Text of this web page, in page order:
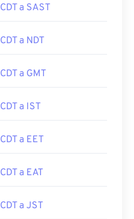
CDT a SAST
CDT a NDT
CDT a GMT
CDT a IST
CDT a EET
CDT a EAT
CDT a JST